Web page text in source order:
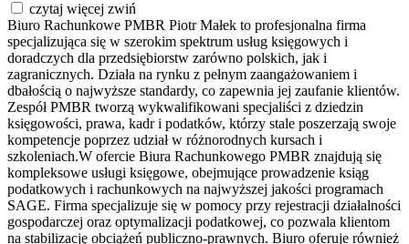
czytaj więcej zwiń
Biuro Rachunkowe PMBR Piotr Małek to profesjonalna firma
specjalizująca się w szerokim spektrum usług księgowych i
doradczych dla przedsiębiorstw zarówno polskich, jak i
zagranicznych. Działa na rynku z pełnym zaangażowaniem i
dbałością o najwyższe standardy, co zapewnia jej zaufanie klientów.
Zespół PMBR tworzą wykwalifikowani specjaliści z dziedzin
księgowości, prawa, kadr i podatków, którzy stale poszerzają swoje
kompetencje poprzez udział w różnorodnych kursach i
szkoleniach.W ofercie Biura Rachunkowego PMBR znajdują się
kompleksowe usługi księgowe, obejmujące prowadzenie ksiąg
podatkowych i rachunkowych na najwyższej jakości programach
SAGE. Firma specjalizuje się w pomocy przy rejestracji działalności
gospodarczej oraz optymalizacji podatkowej, co pozwala klientom
na stabilizację obciążeń publiczno-prawnych. Biuro oferuje również